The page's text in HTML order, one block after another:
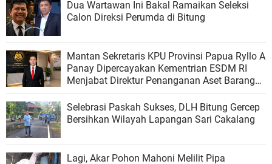
Dua Wartawan Ini Bakal Ramaikan Seleksi
Calon Direksi Perumda di Bitung
Mantan Sekretaris KPU Provinsi Papua Ryllo A
Panay Dipercayakan Kementrian ESDM RI
Menjabat Direktur Penanganan Aset Barang
Bukti
Selebrasi Paskah Sukses, DLH Bitung Gercep
Bersihkan Wilayah Lapangan Sari Cakalang
Lagi, Akar Pohon Mahoni Melilit Pipa